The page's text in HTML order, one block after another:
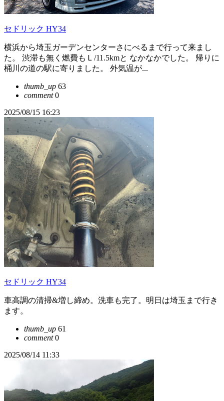
セドリック HY34
横浜から埼玉ガーデンセンターさにべるまで行って来まし
た。 渋滞も無く燃費もＬ/11.5kmと なかなかでした。 帰りに
桶川の道の駅に寄りました。 外気温が...
thumb_up 63
comment0
2025/08/15 16:23
セドリック HY34
車高調の清掃&増し締め。洗車も完了。明日は埼玉まで行き
ます。
thumb_up 61
comment0
2025/08/14 11:33